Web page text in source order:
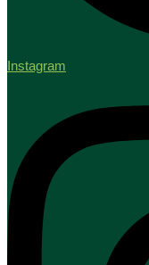
Instagram